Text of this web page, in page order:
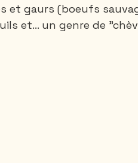
et gaurs (boeufs
et... un genre de